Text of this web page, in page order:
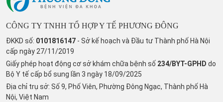
CÔNG TY TNHH TỔ HỢP Y TẾ PHƯƠNG ĐÔNG
ĐKKD số: 0101816147 - Sở kế hoạch và Đầu tư Thành phố Hà Nội
cấp ngày 27/11/2019
Giấy phép hoạt động cơ sở khám chữa bệnh số 234/BYT-GPHD do
Bộ Y tế cấp bổ sung lần 3 ngày 18/09/2025
Địa chỉ trụ sở: Số 9, Phố Viên, Phường Đông Ngạc, Thành phố Hà
Nội, Việt Nam